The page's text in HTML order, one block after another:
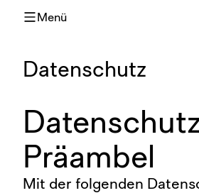
Menü
Datenschutz
Präambel
Mit der folgenden